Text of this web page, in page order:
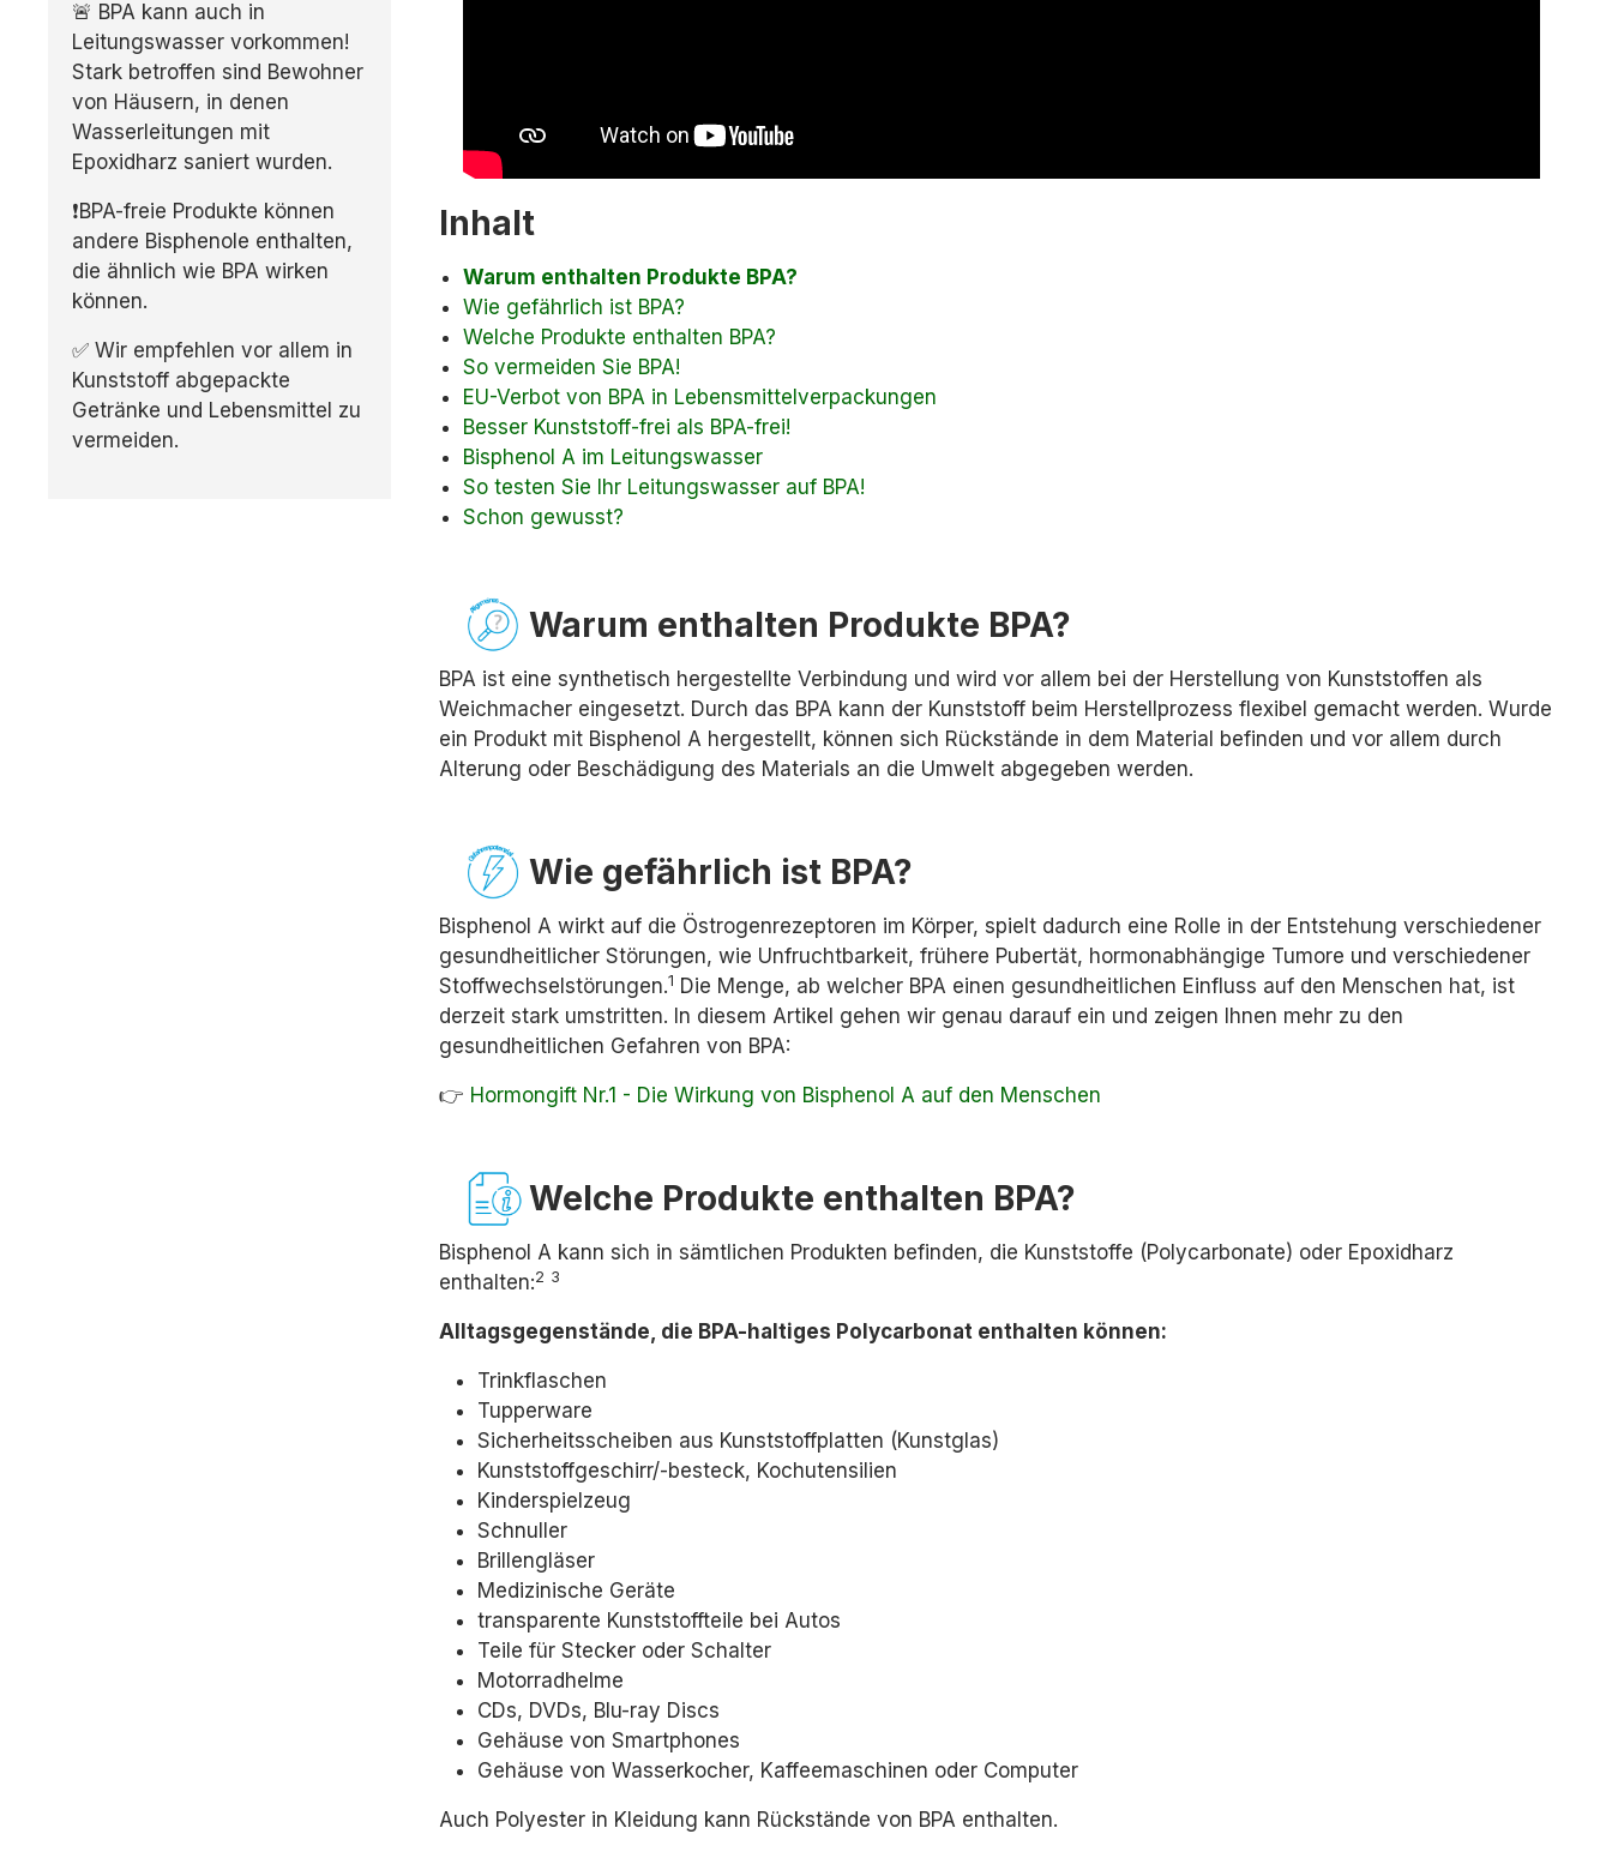
🚨 BPA kann auch in
Leitungswasser vorkommen!
Stark betroffen sind Bewohner
von Häusern, in denen
Wasserleitungen mit
Epoxidharz saniert wurden.
❗BPA-freie Produkte können
andere Bisphenole enthalten,
die ähnlich wie BPA wirken
können.
✅ Wir empfehlen vor allem in
Kunststoff abgepackte
Getränke und Lebensmittel zu
vermeiden.
Inhalt
Warum enthalten Produkte BPA?
Wie gefährlich ist BPA?
Welche Produkte enthalten BPA?
So vermeiden Sie BPA!
EU-Verbot von BPA in Lebensmittelverpackungen
Besser Kunststoff-frei als BPA-frei!
Bisphenol A im Leitungswasser
So testen Sie Ihr Leitungswasser auf BPA!
Schon gewusst?
Warum enthalten Produkte BPA?
BPA ist eine synthetisch hergestellte Verbindung und wird vor allem bei der Herstellung von Kunststoffen als
Weichmacher eingesetzt. Durch das BPA kann der Kunststoff beim Herstellprozess flexibel gemacht werden. Wurde
ein Produkt mit Bisphenol A hergestellt, können sich Rückstände in dem Material befinden und vor allem durch
Alterung oder Beschädigung des Materials an die Umwelt abgegeben werden.
Wie gefährlich ist BPA?
Bisphenol A wirkt auf die Östrogenrezeptoren im Körper, spielt dadurch eine Rolle in der Entstehung verschiedener
gesundheitlicher Störungen, wie Unfruchtbarkeit, frühere Pubertät, hormonabhängige Tumore und verschiedener
Stoffwechselstörungen.1 Die Menge, ab welcher BPA einen gesundheitlichen Einfluss auf den Menschen hat, ist
derzeit stark umstritten. In diesem Artikel gehen wir genau darauf ein und zeigen Ihnen mehr zu den
gesundheitlichen Gefahren von BPA:
👉 Hormongift Nr.1 - Die Wirkung von Bisphenol A auf den Menschen
Welche Produkte enthalten BPA?
Bisphenol A kann sich in sämtlichen Produkten befinden, die Kunststoffe (Polycarbonate) oder Epoxidharz
enthalten:2 3
Alltagsgegenstände, die BPA-haltiges Polycarbonat enthalten können:
Trinkflaschen
Tupperware
Sicherheitsscheiben aus Kunststoffplatten (Kunstglas)
Kunststoffgeschirr/-besteck, Kochutensilien
Kinderspielzeug
Schnuller
Brillengläser
Medizinische Geräte
transparente Kunststoffteile bei Autos
Teile für Stecker oder Schalter
Motorradhelme
CDs, DVDs, Blu-ray Discs
Gehäuse von Smartphones
Gehäuse von Wasserkocher, Kaffeemaschinen oder Computer
Auch Polyester in Kleidung kann Rückstände von BPA enthalten.